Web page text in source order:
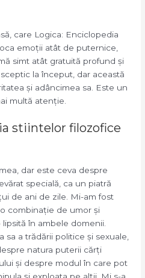
care Logica: Enciclopedia
emoții atât de puternice,
simt atât gratuită profund și
la început, dar această
și adâncimea sa. Este un
multă atenție.
stiintelor filozofice
dar este ceva despre
specială, ca un piatră
de ani de zile. Mi-am fost
combinație de umor și
în ambele domenii.
sa a trădării politice și sexuale,
natura puterii cărți
și despre modul în care pot